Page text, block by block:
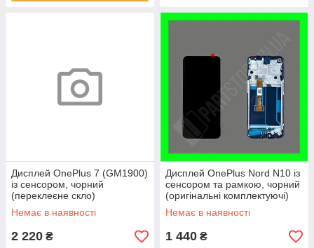
Дисплей OnePlus 7 (GM1900)
із сенсором, чорний
(переклеєне скло)
Немає в наявності
2 220 ₴
Дисплей OnePlus Nord N10 із
сенсором та рамкою, чорний
(оригінальні комплектуючі)
Немає в наявності
1 440 ₴